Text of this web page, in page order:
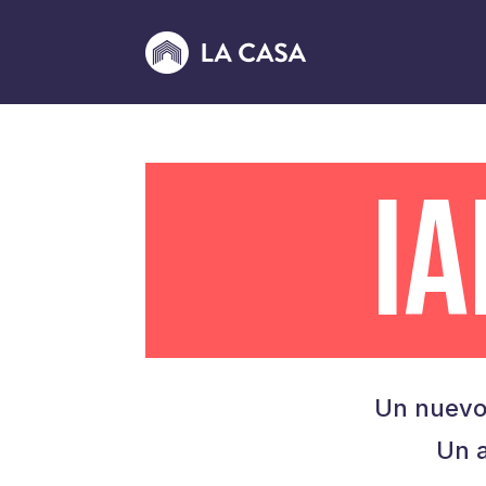
Un
Un